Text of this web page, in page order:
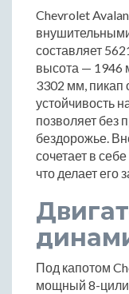
Chevrolet
составляет
высота — 1946
3302 мм, пикап
устойчивость
позволяет без
бездорожье.
сочетает в
что делает его
Под капотом
мощный 8-